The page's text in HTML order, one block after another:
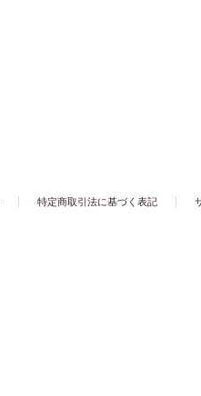
特定商取引法に基づく表記